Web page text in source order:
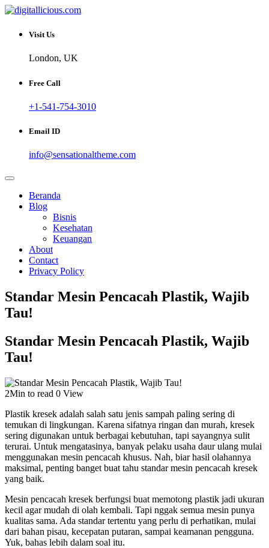
Skip
content
digitallicious.com
Sharing Digital Information
Visit Us
London, UK
Free Call
+1-541-754-3010
Email ID
info@sensationaltheme.com
Beranda
Blog
Bisnis
Kesehatan
Keuangan
About
Contact
Privacy Policy
Standar Mesin Pencacah Plastik, Wajib
Tau!
Standar Mesin Pencacah Plastik, Wajib
Tau!
2Min to read 0 View
Plastik kresek adalah salah satu jenis sampah paling sering di
temukan di lingkungan. Karena sifatnya ringan dan murah, kresek
sering digunakan untuk berbagai kebutuhan, tapi sayangnya sulit
terurai. Untuk mengatasinya, banyak pelaku usaha daur ulang mulai
menggunakan mesin pencacah khusus. Nah, biar hasil olahannya
maksimal, penting banget buat tahu standar mesin pencacah kresek
yang baik.
Mesin pencacah kresek berfungsi buat memotong plastik jadi ukuran
kecil agar mudah di olah kembali. Tapi nggak semua mesin punya
kualitas sama. Ada standar tertentu yang perlu di perhatikan, mulai
dari bahan pisau, kecepatan putaran, sampai keamanan pengguna.
Yuk, bahas lebih dalam soal itu.